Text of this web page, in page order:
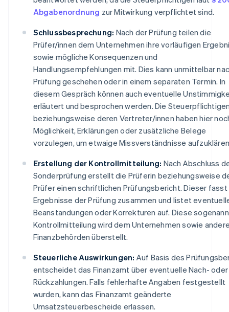
Abgabenordnung zur Mitwirkung verpflichtet sind.
Schlussbesprechung: Nach der Prüfung teilen die
Prüfer/innen dem Unternehmen ihre vorläufigen
sowie mögliche Konsequenzen und
Handlungsempfehlungen mit. Dies kann unmittelbar
Prüfung geschehen oder in einem separaten Termin. In
diesem Gespräch können auch eventuelle
erläutert und besprochen werden. Die
beziehungsweise deren Vertreter/innen haben hier
Möglichkeit, Erklärungen oder zusätzliche Belege
vorzulegen, um etwaige Missverständnisse
Erstellung der Kontrollmitteilung: Nach Abschluss
Sonderprüfung erstellt die Prüferin beziehungsweise
Prüfer einen schriftlichen Prüfungsbericht. Dieser fasst
Ergebnisse der Prüfung zusammen und listet
Beanstandungen oder Korrekturen auf. Diese
Kontrollmitteilung wird dem Unternehmen sowie
Finanzbehörden überstellt.
Steuerliche Auswirkungen: Auf Basis des
entscheidet das Finanzamt über eventuelle Nach- oder
Rückzahlungen. Falls fehlerhafte Angaben festgestellt
wurden, kann das Finanzamt geänderte
Umsatzsteuerbescheide erlassen.